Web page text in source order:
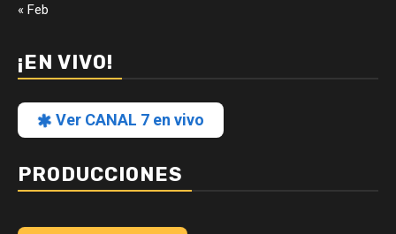
« Feb
¡EN VIVO!
Ver CANAL 7 en vivo
PRODUCCIONES